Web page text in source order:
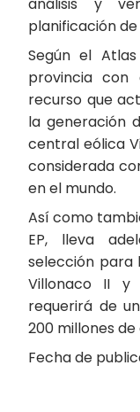
planificación de
Según el
provincia con
recurso que
la generación
central eólica
considerada
en el mundo.
Así como
EP, lleva
selección para
Villonaco II y
requerirá de
200 millones
Fecha de